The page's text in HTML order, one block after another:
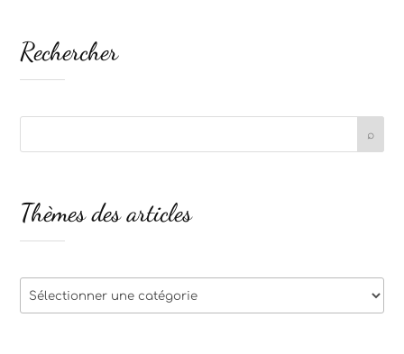
Rechercher
Thèmes des articles
Thèmes
des